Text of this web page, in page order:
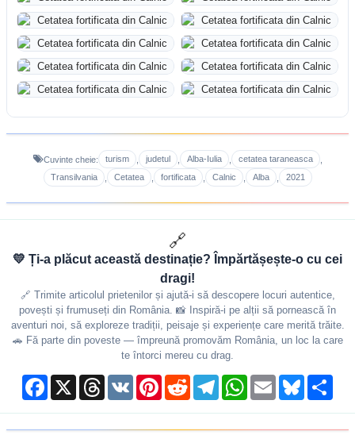
Cuvinte cheie: turism judetul Alba-Iulia cetatea taraneasca
Transilvania
Cetatea fortificata Calnic Alba 2021
🔗
💛 Ți-a plăcut această destinație? Împărtășește-o cu cei
dragi!
🔗 Trimite articolul prietenilor și ajută-i să descopere locuri autentice,
povești și frumuseți din România. 📸 Inspiră-i pe alții să pornească în
aventuri noi, să exploreze tradiții, peisaje și experiențe care merită trăite.
🚗 Fă parte din poveste — împreună promovăm România, un loc la care
te întorci mereu cu drag.
Facebook
X ThreadsVK PinterestReddit TelegramWhatsApp
Email Bluesky